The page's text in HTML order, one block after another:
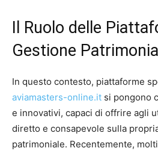
Il Ruolo delle
Gestione
In questo contesto, piattaforme
aviamasters-online.it si pongono
e innovativi, capaci di offrire agli
diretto e consapevole sulla
patrimoniale. Recentemente,